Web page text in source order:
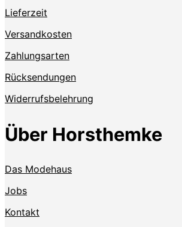
Lieferzeit
Versandkosten
Zahlungsarten
Rücksendungen
Widerrufsbelehrung
Über Horsthemke
Das Modehaus
Jobs
Kontakt